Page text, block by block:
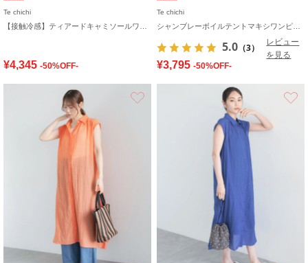
Te chichi
¥4,345 -50%OFF-
Te chichi
5.0 （3）
レビュー
を見る
¥3,795 -50%OFF-